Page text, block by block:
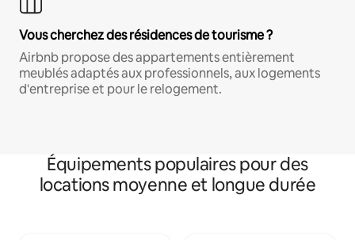
Vous cherchez des résidences de tourisme ?
Airbnb propose des appartements entièrement
meublés adaptés aux professionnels, aux logements
d'entreprise et pour le relogement.
Équipements populaires pour des
locations moyenne et longue durée